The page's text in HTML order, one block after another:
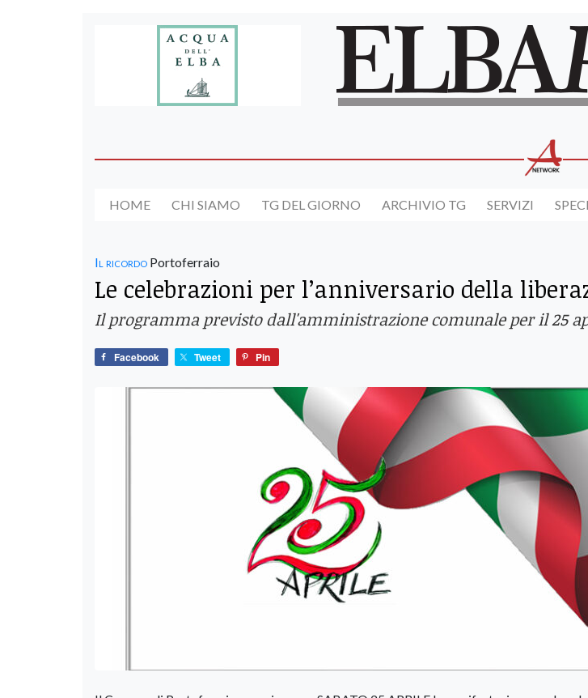
HOME CHI SIAMO TG DEL GIORNO ARCHIVIO TG SERVIZI
Il ricordo Portoferraio
Le celebrazioni per l’anniversario della
Il programma previsto dall'amministrazione comunale per il 25
Facebook Tweet Pin